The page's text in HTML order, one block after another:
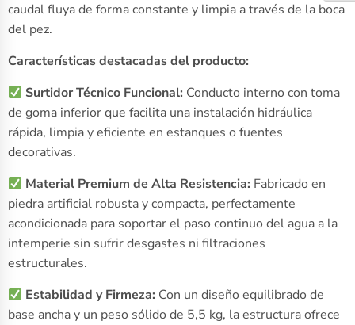
caudal fluya de forma constante y limpia a través de la boca
del pez.
Características destacadas del producto:
Surtidor Técnico Funcional: Conducto interno con toma
de goma inferior que facilita una instalación hidráulica
rápida, limpia y eficiente en estanques o fuentes
decorativas.
Material Premium de Alta Resistencia: Fabricado en
piedra artificial robusta y compacta, perfectamente
acondicionada para soportar el paso continuo del agua a la
intemperie sin sufrir desgastes ni filtraciones
estructurales.
Estabilidad y Firmeza: Con un diseño equilibrado de
base ancha y un peso sólido de 5,5 kg, la estructura ofrece